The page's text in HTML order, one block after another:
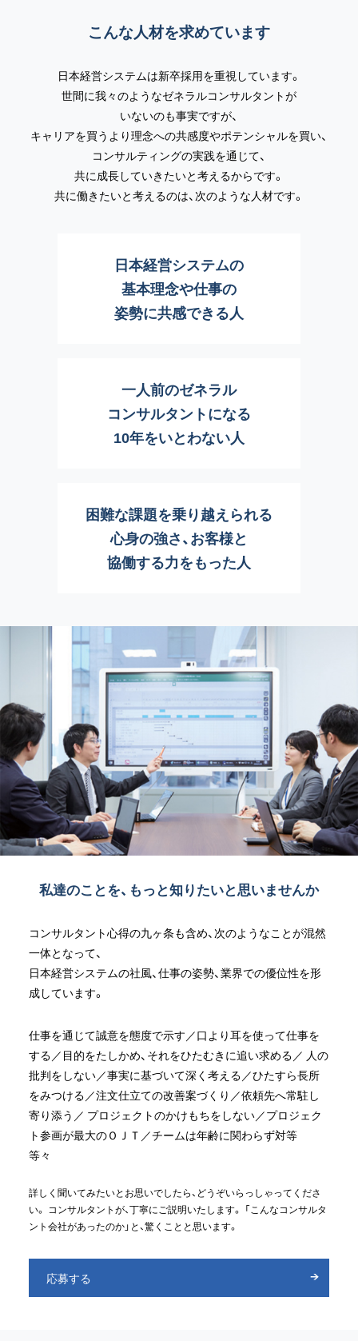
7. あら探しをせず、欠点をとがめたてず、ただひ
って伸ばす。
それこそがコンサルタントの仕事である。
8. コンサルタントの仕事は関係者との協同作業
®を離れては成り立たない。
その成果は文字どおりの意味で対話の果実で
ある。
目立つコンサルタントはほんとうに役に立つ
コンサルタントではない。
こんな人材を求めています
日本経営システムは新卒採用を重視しています。
世間に我々のようなゼネラルコンサルタントが
いないのも事実ですが、
キャリアを買うより理念への共感度やポテンシャルを買い、
コンサルティングの実践を通じて、
共に成長していきたいと考えるからです。
共に働きたいと考えるのは、次のような人材です。
日本経営システムの
基本理念や仕事の
姿勢に共感できる人
一人前のゼネラル
コンサルタントになる
10年をいとわない人
困難な課題を乗り越えられる
心身の強さ、お客様と
協働する力をもった人
私達のことを、もっと知りたいと思いませんか
コンサルタント心得の九ヶ条も含め、次のようなことが混然
一体となって、
日本経営システムの社風、仕事の姿勢、業界での優位性を形
成しています。
仕事を通じて誠意を態度で示す／口より耳を使って仕事を
する／目的をたしかめ、それをひたむきに追い求める／ 人の
批判をしない／事実に基づいて深く考える／ひたすら長所
をみつける／注文仕立ての改善案づくり／依頼先へ常駐し
寄り添う／ プロジェクトのかけもちをしない／プロジェク
ト参画が最大のＯＪＴ／チームは年齢に関わらず対等
等々
詳しく聞いてみたいとお思いでしたら、どうぞいらっしゃってくださ
い。 コンサルタントが、丁寧にご説明いたします。 「こんなコンサルタ
ント会社があったのか」と、驚くことと思います。
応募する